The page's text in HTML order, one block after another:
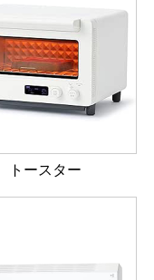
トースター